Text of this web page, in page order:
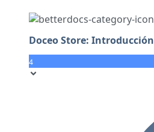
Doceo Store: Introducción
4